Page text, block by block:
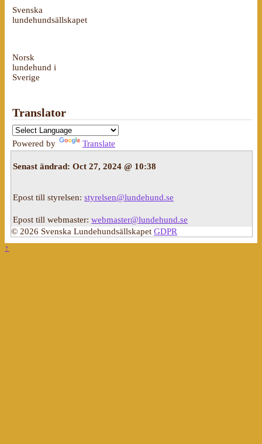
Svenska
lundehundsällskapet
Norsk
lundehund i
Sverige
Translator
Powered by Translate
Senast ändrad: Oct 27, 2024 @ 10:38
Epost till styrelsen: styrelsen@lundehund.se
Epost till webmaster: webmaster@lundehund.se
© 2026 Svenska Lundehundsällskapet GDPR
↑